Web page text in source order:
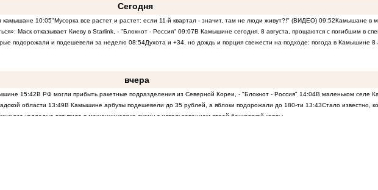
Сегодня
камышане 10:05"Мусорка все растет и растет: если 11-й квартал - значит, там не люди живут?!" (ВИДЕО) 09:52Камышане в
Маск отказывает Киеву в Starlink, - "Блокнот - Россия" 09:07В Камышине сегодня, 8 августа, прощаются с погибшим в
подорожали и подешевели за неделю 08:54Духота и +34, но дождь и порция свежести на подходе: погода в Камышине 8
вчера
15:42В РФ могли прибыть ракетные подразделения из Северной Кореи, - "Блокнот - Россия" 14:04В маленьком селе
области 13:49В Камышине арбузы подешевели до 35 рублей, а яблоки подорожали до 180-ти 13:43Стало известно,
колледжа вступила в мошенническую схему с использованием своей банковской карты